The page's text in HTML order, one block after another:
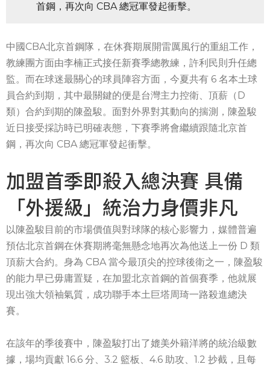
首鋼，再次向 CBA 總冠軍發起衝擊。
中國CBA北京首鋼隊，在休賽期展開雷厲風行的重組工作，
教練團方面由李楠正式接任新賽季總教練，許利民則升任總
監。而在球迷最關心的球員陣容方面，今夏共有 6 名本土球
員合約到期，其中最關鍵的便是台灣主力控衛、頂薪（D
類）合約到期的陳盈駿。面對外界對其動向的揣測，陳盈駿
近日接受採訪時已明確表態，下賽季將會繼續跟隨北京首
鋼，再次向 CBA 總冠軍發起衝擊。
加盟首季即殺入總決賽 具備
「外援級」統治力身價非凡
以陳盈駿目前的市場價值與對球隊的核心影響力，媒體普遍
預估北京首鋼在休賽期將毫無懸念地再次為他送上一份 D 類
頂薪大合約。身為 CBA 當今最頂尖的控球後衛之一，陳盈駿
的能力早已毋庸置疑，在加盟北京首鋼的首個賽季，他就展
現出強大領袖氣質，成功聯手本土巨塔周琦一路殺進總決
賽。
在該年的季後賽中，陳盈駿打出了媲美外籍洋將的統治級數
據，場均貢獻 16.6 分、3.2 籃板、4.6 助攻、1.2 抄截，且每